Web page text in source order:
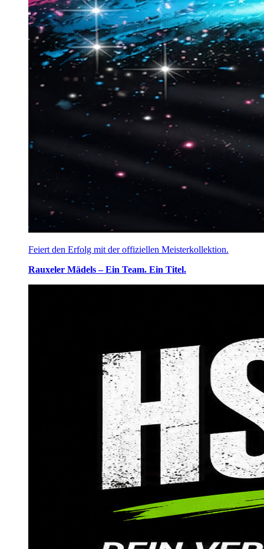
Feiert den Erfolg mit der offiziellen Meisterkollektion.
Rauxeler Mädels – Ein Team. Ein Titel.